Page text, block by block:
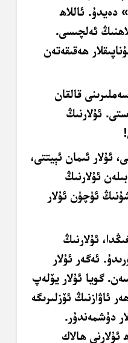
دەيدۇ. ئاللاھ
ئەلچىسى.
ھەقىقەتەن
قالقان
ئۇلارنىڭ
ئۇلار ئىمان ئېيتتى،
ئۇلارنىڭ
ئۈچۈن ئۇلار
ئۇلارنىڭ
ئەگەر ئۇلار
گويا ئۇلار يۆلەپ
ئاۋازنىڭ ئۆزلىرىگە
دۈشمەندۇر.
ئۇلارنى ھالاك